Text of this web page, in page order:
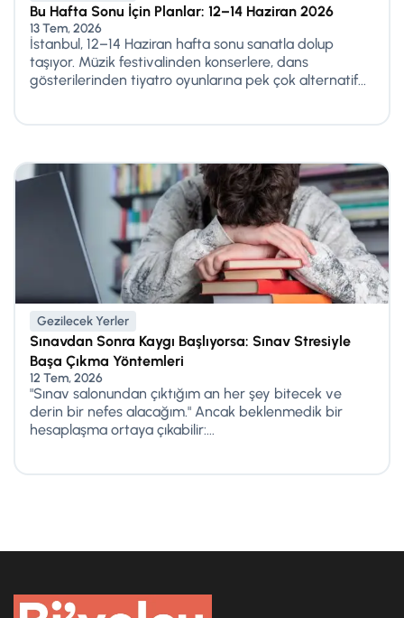
Bu Hafta Sonu İçin Planlar: 12–14 Haziran 2026
13 Tem, 2026
İstanbul, 12–14 Haziran hafta sonu sanatla dolup
taşıyor. Müzik festivalinden konserlere, dans
gösterilerinden tiyatro oyunlarına pek çok alternatif...
Gezilecek Yerler
Sınavdan Sonra Kaygı Başlıyorsa: Sınav Stresiyle
Başa Çıkma Yöntemleri
12 Tem, 2026
"Sınav salonundan çıktığım an her şey bitecek ve
derin bir nefes alacağım." Ancak beklenmedik bir
hesaplaşma ortaya çıkabilir:...